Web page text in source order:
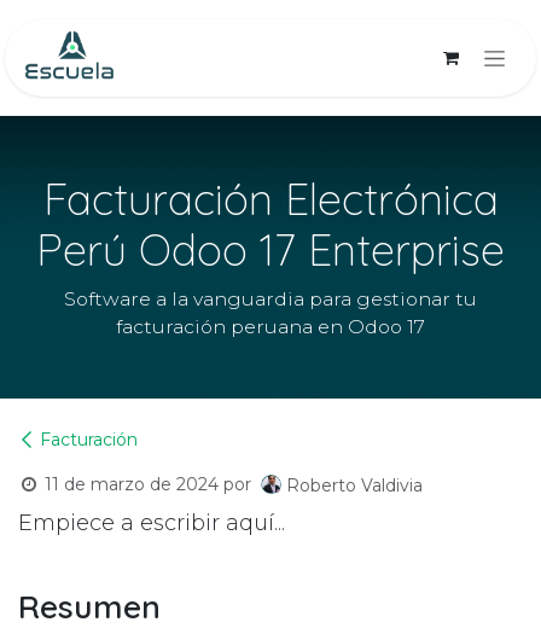
Facturación Electrónica
Perú Odoo 17 Enterprise
Software a la vanguardia para gestionar tu
facturación peruana en Odoo 17
Facturación
11 de marzo de 2024 por Roberto Valdivia
Empiece a escribir aquí...
Resumen